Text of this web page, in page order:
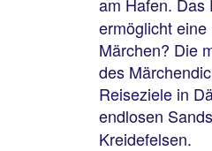
ermöglicht
Märchen? Die
des
Reiseziele in
endlosen
Kreidefelsen.